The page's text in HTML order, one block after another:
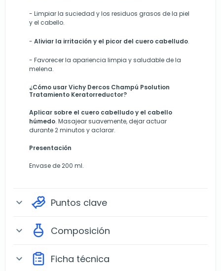
- Limpiar la suciedad y los residuos grasos de la piel
y el cabello.
- Aliviar la irritación y el picor del cuero cabelludo.
- Favorecer la apariencia limpia y saludable de la
melena.
¿Cómo usar Vichy Dercos Champú Psolution
Tratamiento Keratorreductor?
Aplicar sobre el cuero cabelludo y el cabello
húmedo. Masajear suavemente, dejar actuar
durante 2 minutos y aclarar.
Presentación
Envase de 200 ml.
expand_more Puntos clave
expand_more Composición
expand_more Ficha técnica